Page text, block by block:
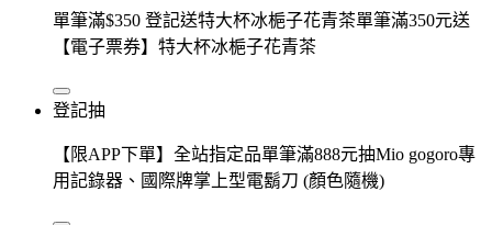
單筆滿$350 登記送特大杯冰梔子花青茶單筆滿350元送
【電子票券】特大杯冰梔子花青茶
登記抽
【限APP下單】全站指定品單筆滿888元抽Mio gogoro專
用記錄器、國際牌掌上型電鬍刀 (顏色隨機)